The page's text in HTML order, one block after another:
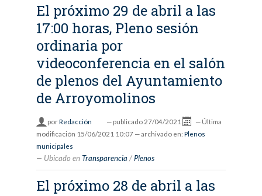
El próximo 29 de abril a las
17:00 horas, Pleno sesión
ordinaria por
videoconferencia en el salón
de plenos del Ayuntamiento
de Arroyomolinos
porRedacción — publicado 27/04/2021 — Última
modificación 15/06/2021 10:07 — archivado en: Plenos
municipales
Ubicado en Transparencia /Plenos
El próximo 28 de abril a las